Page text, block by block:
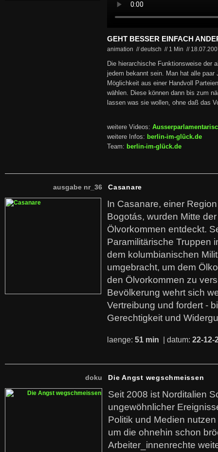
GEHT BESSER EINFACH
animation // deutsch // 1 Min //
Die hierarchische Funktionsweise der
jedem bekannt sein. Man hat alle paar
Möglichkeit aus einer Handvoll
wählen. Diese können dann bis zum
lassen was sie wollen, ohne daß das
weitere Videos:
weitere Infos: berlin-im-glück.de
Team: berlin-im-glück.de
ausgabe nr_36 Casanare
In Casanare, einer
Bogotás, wurden Mitte
Ölvorkommen entdeckt.
Paramilitärische Truppen
dem kolumbianischen
umgebracht, um dem
den Ölvorkommen zu
Bevölkerung wehrt sich
Vertreibung und fordert -
Gerechtigkeit und
laenge: 51 min | datum: 22-12-
doku Die Angst wegschmeissen
Seit 2008 ist Norditalien
ungewöhnlicher
Politik und Medien
um die ohnehin schon
Arbeiter_innenrechte